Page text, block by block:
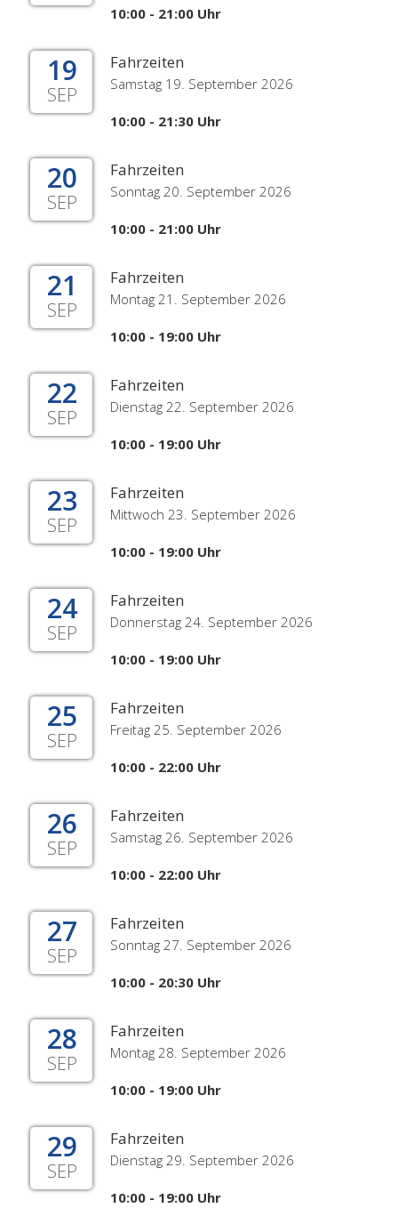
10:00 - 21:00 Uhr
19
SEP
Fahrzeiten
Samstag 19. September 2026
10:00 - 21:30 Uhr
20
SEP
Fahrzeiten
Sonntag 20. September 2026
10:00 - 21:00 Uhr
21
SEP
Fahrzeiten
Montag 21. September 2026
10:00 - 19:00 Uhr
22
SEP
Fahrzeiten
Dienstag 22. September 2026
10:00 - 19:00 Uhr
23
SEP
Fahrzeiten
Mittwoch 23. September 2026
10:00 - 19:00 Uhr
24
SEP
Fahrzeiten
Donnerstag 24. September 2026
10:00 - 19:00 Uhr
25
SEP
Fahrzeiten
Freitag 25. September 2026
10:00 - 22:00 Uhr
26
SEP
Fahrzeiten
Samstag 26. September 2026
10:00 - 22:00 Uhr
27
SEP
Fahrzeiten
Sonntag 27. September 2026
10:00 - 20:30 Uhr
28
SEP
Fahrzeiten
Montag 28. September 2026
10:00 - 19:00 Uhr
29
SEP
Fahrzeiten
Dienstag 29. September 2026
10:00 - 19:00 Uhr